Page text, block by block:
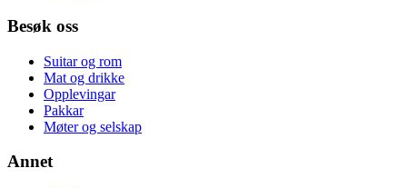
Besøk oss
Suitar og rom
Mat og drikke
Opplevingar
Pakkar
Møter og selskap
Annet